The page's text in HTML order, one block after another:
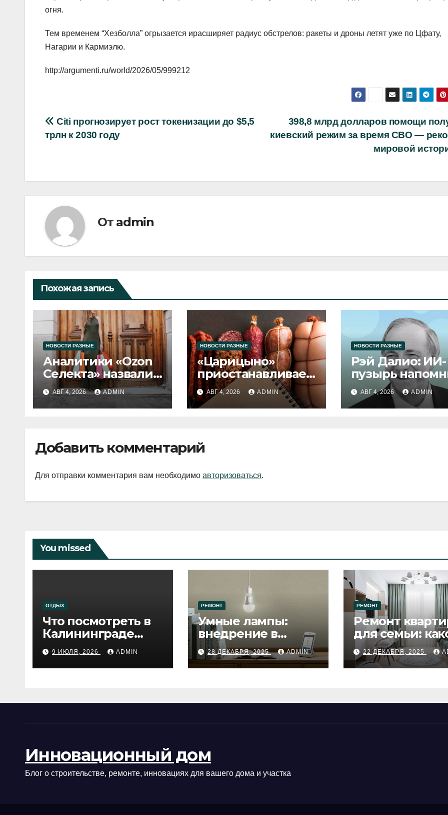
огня.
Тем временем “Хезболла” огрызается ирасширяет радиус обстрелов: ракеты и дроны летят уже по Цфату,
Нагарии и Кармиэлю.
http://argumenti.ru/world/2026/05/999212
Навигация
по
398,8 млрд долларов помощи
киевский режим за время СВО —
мировой
Citi прогнозирует рост токенизации до $5,5
трлн к 2030 году
От admin
Похожая запись
НОВОСТИ РАЗНЫЕ
Аналитики «Ozon
Селекта» назвали
fashion-тренды
2026 года
АВГ 4, 2026 ADMIN
НОВОСТИ РАЗНЫЕ
«Царицыно»
приостанавливает
выпуск продукции
АВГ 4, 2026 ADMIN
НОВОСТИ РАЗНЫЕ
Рэй Далио: ИИ-
пузырь
1929 и 2000
АВГ 4, 2026 ADMIN
Добавить комментарий
Для отправки комментария вам необходимо авторизоваться.
You missed
ОТДЫХ
Что посмотреть в
Калининграде
сегодня:
путеводитель по
самому западному
9 ИЮЛЯ, 2026 ADMIN
РЕМОНТ
Умные лампы:
внедрение в
процесс ремонта
28 ДЕКАБРЯ, 2025 ADMIN
РЕМОНТ
Ремонт
для семьи:
будет удобен
22 ДЕКАБРЯ, 2025
Инновационный дом
Блог о строительстве, ремонте, инновациях для вашего дома и участка